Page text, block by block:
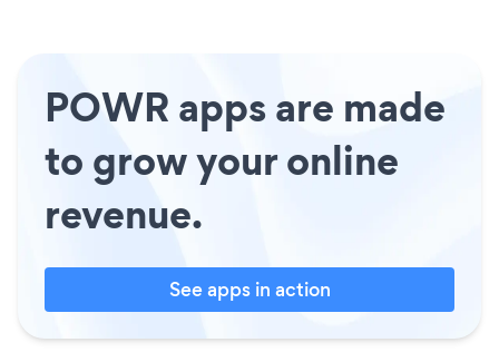
POWR apps are made
to grow your online
revenue.
See apps in action